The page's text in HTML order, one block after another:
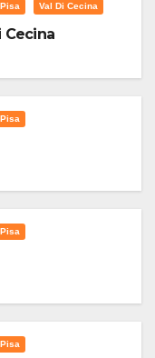
Val Di Cecina
Cecina